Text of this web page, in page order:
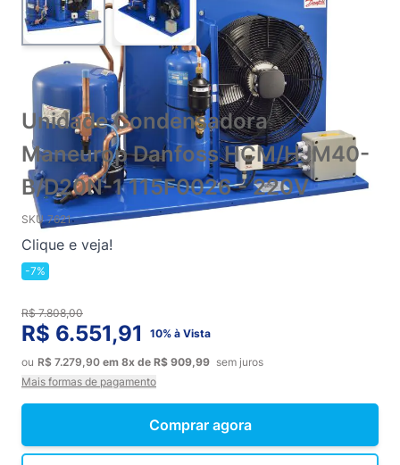
Unidade Condensadora
Maneurop Danfoss HCM/HJM40-
B/D20N-1 115F0026 - 220V
SKU 7621
Clique e veja!
-7%
Comprar agora
R$ 6.551,91 10% à Vista
ou R$ 7.279,90 em 8x de R$ 909,99 sem juros
Mais formas de pagamento
R$ 7.808,00